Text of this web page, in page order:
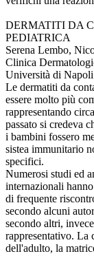
DERMATITI DA
PEDIATRICA
Serena Lembo,
Clinica
Università di
Le dermatiti da
essere molto più
rappresentando
passato si credeva
i bambini fossero
siste­a immunitario
specifici.
Numerosi studi ed
internazionali
di frequente
secondo alcuni
secondo altri,
rappresentativo. La
dell'adulto, la